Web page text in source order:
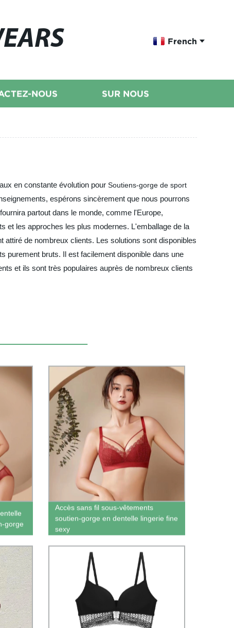
French
NOUS SUR NOUS
en constante évolution pour Soutiens-gorge de sport
espérons sincèrement que nous pourrons
partout dans le monde, comme l'Europe,
et les approches les plus modernes. L'emballage de la
de nombreux clients. Les solutions sont disponibles
purement bruts. Il est facilement disponible dans une
et ils sont très populaires auprès de nombreux clients
gorge
Accès sans fil sous-vêtements
soutien-gorge en dentelle lingerie fine
sexy